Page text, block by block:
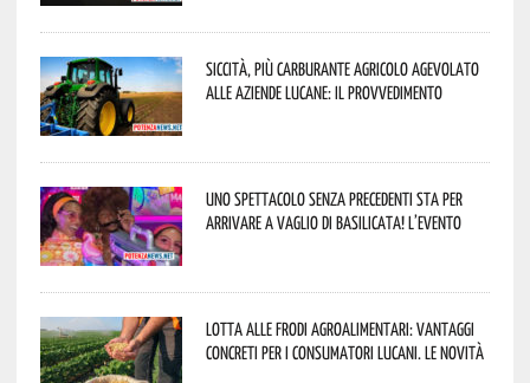
Siccità, più carburante agricolo agevolato
alle aziende lucane: il provvedimento
Uno spettacolo senza precedenti sta per
arrivare a Vaglio di Basilicata! L’evento
Lotta alle frodi agroalimentari: vantaggi
concreti per i consumatori lucani. Le novità